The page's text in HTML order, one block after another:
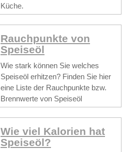
Küche.
Rauchpunkte von
Speiseöl
Wie stark können Sie welches
Speiseöl erhitzen? Finden Sie hier
eine Liste der Rauchpunkte bzw.
Brennwerte von Speiseöl
Wie viel Kalorien hat
Speiseöl?